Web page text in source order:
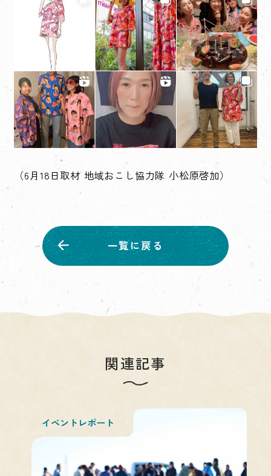
（6月18日取材 地域おこし協力隊 小松原啓加）
一覧に戻る
関連記事
イベントレポート